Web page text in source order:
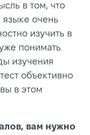
в том, что
языке очень
изучить в
понимать
изучения
объективно
в этом
вам нужно